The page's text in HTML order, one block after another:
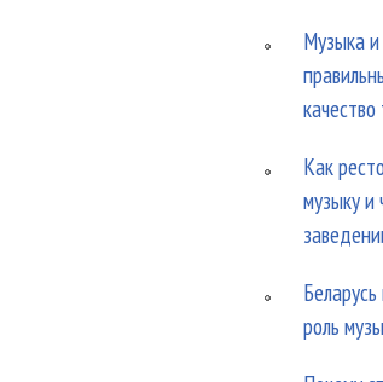
Музыка
Как
музыку и
роль